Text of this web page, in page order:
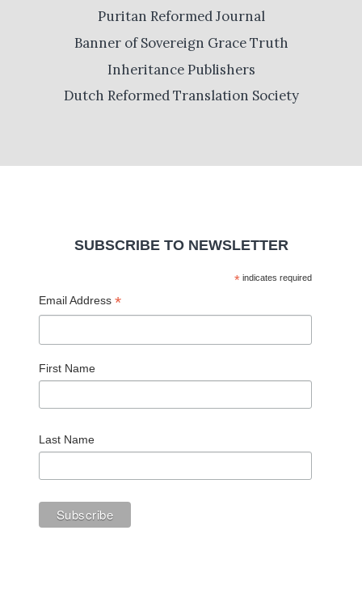
Puritan Reformed Journal
Banner of Sovereign Grace Truth
Inheritance Publishers
Dutch Reformed Translation Society
SUBSCRIBE TO NEWSLETTER
*indicates required
Email Address *
First Name
Last Name